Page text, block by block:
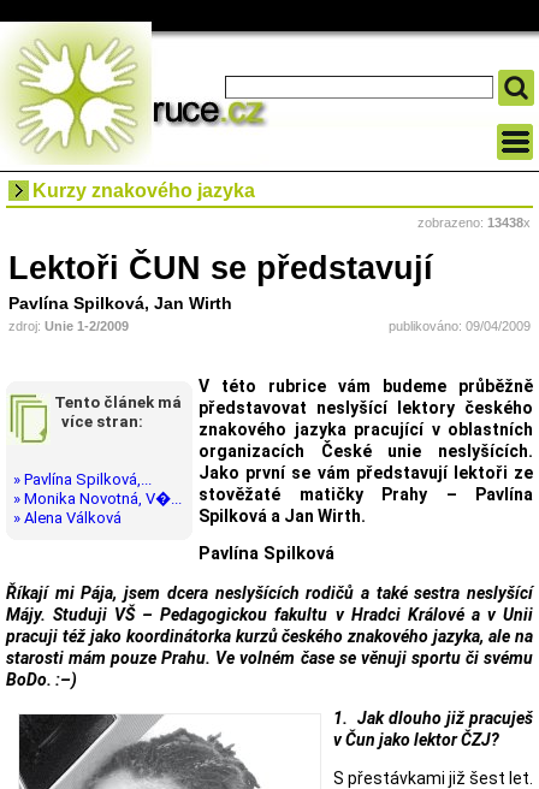
Kurzy znakového jazyka
zobrazeno: 13438x
Lektoři ČUN se představují
Pavlína Spilková, Jan Wirth
zdroj: Unie 1-2/2009 publikováno: 09/04/2009
Tento článek má
více stran:
» Pavlína Spilková,...
» Monika Novotná, V�...
» Alena Válková
V této rubrice vám budeme průběžně
představovat neslyšící lektory českého
znakového jazyka pracující v oblastních
organizacích České unie neslyšících.
Jako první se vám představují lektoři ze
stověžaté matičky Prahy – Pavlína
Spilková a Jan Wirth.
Pavlína Spilková
Říkají mi Pája, jsem dcera neslyšících rodičů a také sestra neslyšící
Májy. Studuji VŠ – Pedagogickou fakultu v Hradci Králové a v Unii
pracuji též jako koordinátorka kurzů českého znakového jazyka, ale na
starosti mám pouze Prahu. Ve volném čase se věnuji sportu či svému
BoDo. :–)
1. Jak dlouho již pracuješ
v Čun jako lektor ČZJ?
S přestávkami již šest let.